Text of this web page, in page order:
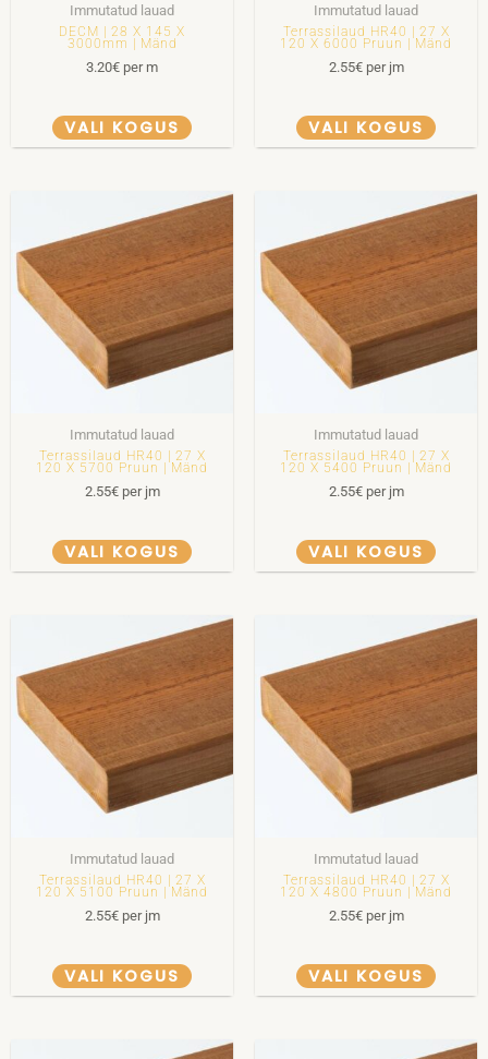
Immutatud lauad
DECM | 28 X 145 X
3000mm | Mänd
3.20€ per m
VALI KOGUS
Immutatud lauad
Terrassilaud HR40 | 27 X
120 X 6000 Pruun | Mänd
2.55€per jm
VALI KOGUS
Immutatud lauad
Terrassilaud HR40 | 27 X
120 X 5700 Pruun | Mänd
2.55€per jm
VALI KOGUS
Immutatud lauad
Terrassilaud HR40 | 27 X
120 X 5400 Pruun | Mänd
2.55€per jm
VALI KOGUS
Immutatud lauad
Terrassilaud HR40 | 27 X
120 X 5100 Pruun | Mänd
2.55€per jm
VALI KOGUS
Immutatud lauad
Terrassilaud HR40 | 27 X
120 X 4800 Pruun | Mänd
2.55€per jm
VALI KOGUS